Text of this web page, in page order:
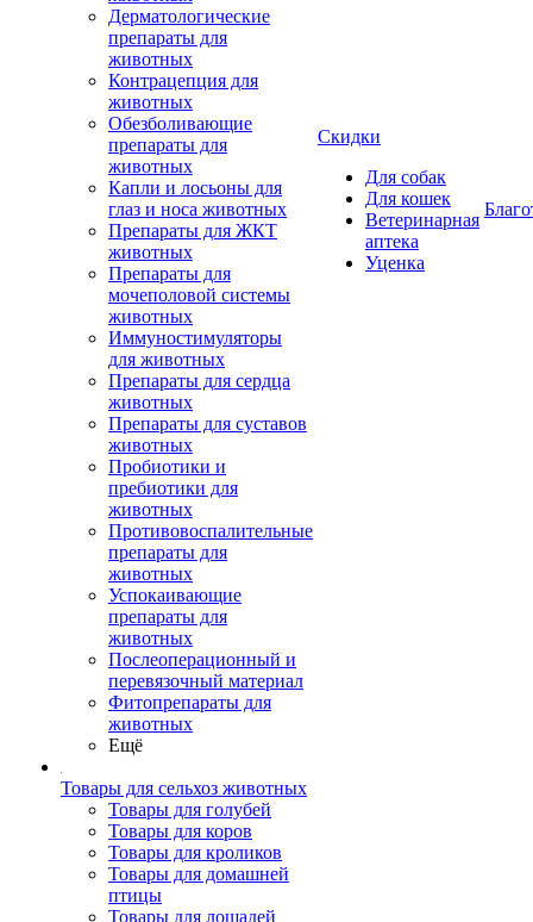
Дерматологические
препараты для
животных
Контрацепция для
животных
Обезболивающие
препараты для
животных
Капли и лосьоны для
глаз и носа животных
Препараты для ЖКТ
животных
Препараты для
мочеполовой системы
животных
Иммуностимуляторы
для животных
Препараты для сердца
животных
Препараты для суставов
животных
Пробиотики и
пребиотики для
животных
Противовоспалительные
препараты для
животных
Успокаивающие
препараты для
животных
Послеоперационный и
перевязочный материал
Фитопрепараты для
животных
Ещё
Товары для сельхоз животных
Товары для голубей
Товары для коров
Товары для кроликов
Товары для домашней
птицы
Товары для лошадей
Скидки
Для собак
Для кошек
Ветеринарная
аптека
Уценка